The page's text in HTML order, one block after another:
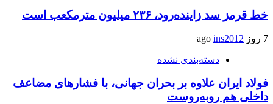
خط قرمز سد زاینده‌رود، ۲۳۶ میلیون مترمکعب است
7 روز ago ins2012
دسته‌بندی نشده
فولاد ایران علاوه بر بحران جهانی، با فشارهای مضاعف
داخلی هم روبه‌روست